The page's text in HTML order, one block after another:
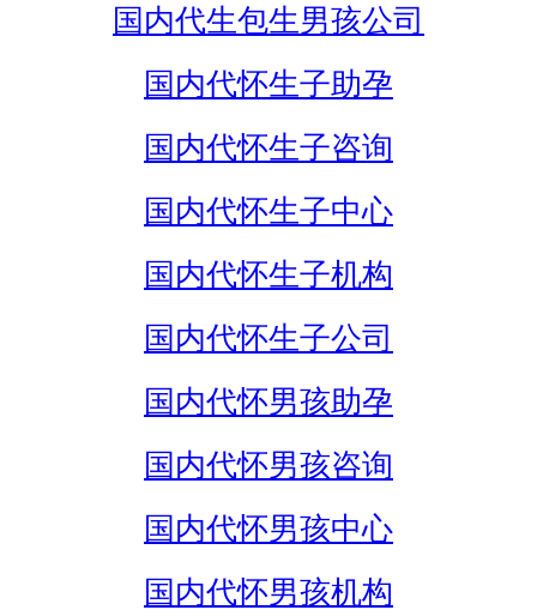
国内代生包生男孩公司
国内代怀生子助孕
国内代怀生子咨询
国内代怀生子中心
国内代怀生子机构
国内代怀生子公司
国内代怀男孩助孕
国内代怀男孩咨询
国内代怀男孩中心
国内代怀男孩机构